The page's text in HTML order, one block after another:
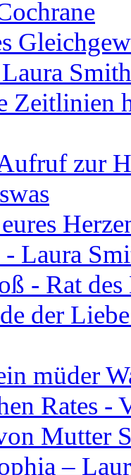
Zeitlinien
zur
- Laura
- Rat
der
müder
Rates -
Mutter
–